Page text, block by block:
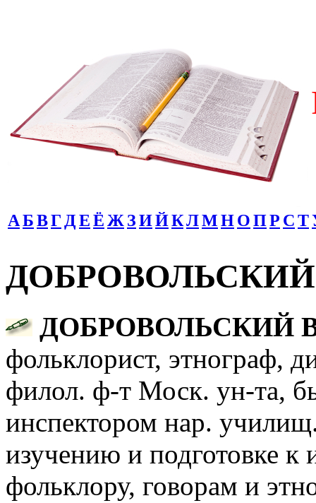
АБВГ ДЕЁ Ж ЗИЙКЛМНОПР СТ
ДОБРОВОЛЬСКИЙ
ДОБРОВОЛЬСКИЙ
фольклорист, этнограф,
филол. ф-т Моск. ун-та,
инспектором нар.
изучению и подготовке к
фольклору, говорам и